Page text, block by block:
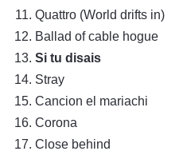
Quattro (World drifts in)
Ballad of cable hogue
Si tu disais
Stray
Cancion el mariachi
Corona
Close behind